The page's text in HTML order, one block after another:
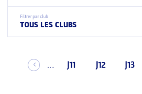
Filtrer par club
TOUS LES CLUBS
... J11 J12 J13